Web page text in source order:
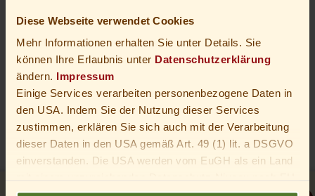
Diese Webseite verwendet Cookies
Mehr Informationen erhalten Sie unter Details. Sie
können Ihre Erlaubnis unter Datenschutzerklärung
ändern. Impressum
Einige Services verarbeiten personenbezogene Daten in
den USA. Indem Sie der Nutzung dieser Services
zustimmen, erklären Sie sich auch mit der Verarbeitung
dieser Daten in den USA gemäß Art. 49 (1) lit. a DSGVO
einverstanden. Die USA werden vom EuGH als ein Land
GUTSCHEIN
Genusszeit verschenken